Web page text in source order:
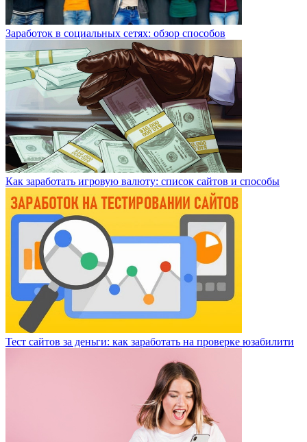
Заработок в социальных сетях: обзор способов
Как заработать игровую валюту: список сайтов и способы
Тест сайтов за деньги: как заработать на проверке юзабилити